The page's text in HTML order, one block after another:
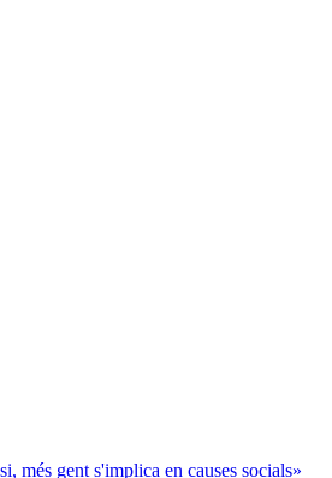
més gent s'implica en causes socials»